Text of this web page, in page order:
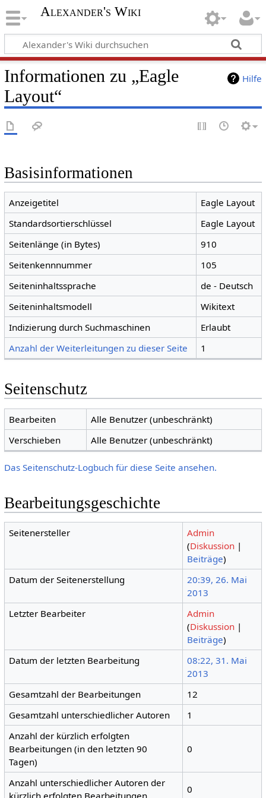
Alexander's Wiki
Hilfe
Informationen zu „Eagle
Layout“
Basisinformationen
Anzeigetitel
Eagle Layout
Standardsortierschlüssel
Eagle Layout
Seitenlänge (in Bytes)
910
Seitenkennnummer
105
Seiteninhaltssprache
de - Deutsch
Seiteninhaltsmodell
Wikitext
Indizierung durch Suchmaschinen
Erlaubt
Anzahl der Weiterleitungen zu dieser Seite
1
Seitenschutz
Bearbeiten
Alle Benutzer (unbeschränkt)
Verschieben
Alle Benutzer (unbeschränkt)
Das Seitenschutz-Logbuch für diese Seite ansehen.
Bearbeitungsgeschichte
Seitenersteller
Admin
(Diskussion |
Beiträge)
Datum der Seitenerstellung
20:39, 26. Mai
2013
Letzter Bearbeiter
Admin
(Diskussion |
Beiträge)
Datum der letzten Bearbeitung
08:22, 31. Mai
2013
Gesamtzahl der Bearbeitungen
12
Gesamtzahl unterschiedlicher Autoren
1
Anzahl der kürzlich erfolgten
Bearbeitungen (in den letzten 90
Tagen)
0
Anzahl unterschiedlicher Autoren der
0